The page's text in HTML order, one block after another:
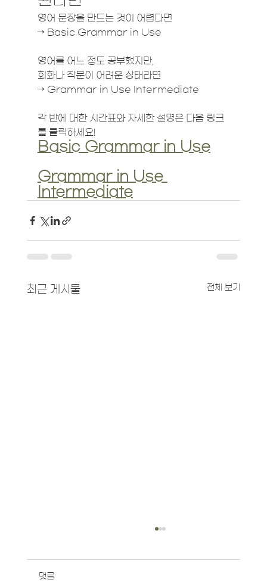
영어 문장을 만드는 것이 어렵다면
→ Basic Grammar in Use
영어를 어느 정도 공부했지만,
회화나 작문이 어려운 상태라면
→ Grammar in Use Intermediate
각 반에 대한 시간표와 자세한 설명은 다음 링크
를 클릭하세요!
Basic Grammar in Use
Grammar in Use
Intermediate
최근 게시물 전체 보기
댓글